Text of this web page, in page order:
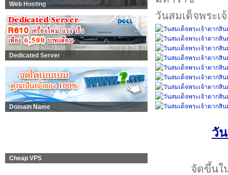
Web Hosting
Dedicated Server
Domain Name
Cheap VPS
วันสมเด็จพระ
วั
จัดขึ้นใ